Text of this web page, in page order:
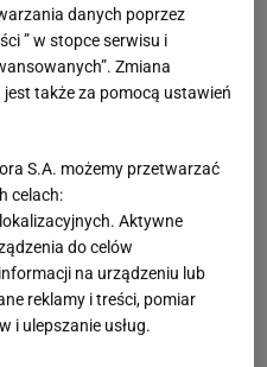
danych poprzez
” w stopce serwisu i
Zmiana
także za pomocą ustawień
S.A. możemy przetwarzać
celach:
Aktywne
do celów
na urządzeniu lub
reklamy i treści, pomiar
i ulepszanie usług.